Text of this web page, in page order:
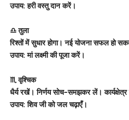
उपाय: हरी वस्तु दान करें।
♎ तुला
रिश्तों में सुधार होगा। नई योजना सफल हो
उपाय: मां लक्ष्मी की पूजा करें।
♏ वृश्चिक
धैर्य रखें। निर्णय सोच-समझकर लें।
उपाय: शिव जी को जल चढ़ाएँ।